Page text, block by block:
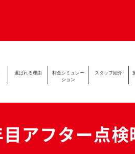
選ばれる理由 料金シミュ レー
ション
スタッフ紹介
アフター点